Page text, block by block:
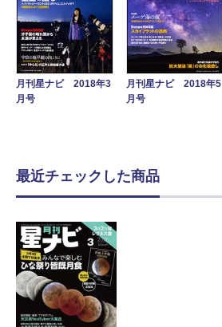
月刊星ナビ 2018年3
月号
月刊星ナビ 2018年5
月号
最近チェックした商品